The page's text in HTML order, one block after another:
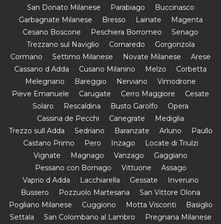
San Donato Milanese
Parabiago
Buccinasco
Garbagnate Milanese
Bresso Lainate
Magenta
Cesano Boscone
Peschiera Borromeo
Senago
Trezzano sul Naviglio
Cornaredo
Gorgonzola
Cormano
Settimo Milanese Novate Milanese
Arese
Cassano d Adda
Cusano Milanino Melzo
Corbetta
Melegnano
Bareggio Nerviano
Vimodrone
Pieve Emanuele
Carugate Cerro Maggiore
Cesate
Solaro
Rescaldina Busto Garolfo
Opera
Cassina de Pecchi
Canegrate
Mediglia
Trezzo sull Adda
Sedriano Baranzate Arluno
Paullo
Castano Primo
Pero Inzago
Locate di Triulzi
Vignate
Magnago Vanzago
Gaggiano
Pessano con Bornago
Vittuone
Assago
Vaprio d Adda
Lacchiarella Gessate
Inveruno
Bussero
Pozzuolo Martesana
San Vittore Olona
Pogliano Milanese
Cuggiono Motta Visconti
Basiglio
Settala
San Colombano al Lambro
Pregnana Milanese